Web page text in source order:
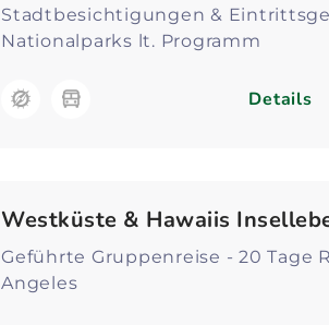
Stadtbesichtigungen &
Nationalparks lt. Programm
Details
Westküste & Hawaiis
Geführte Gruppenreise - 20 Tage
Angeles